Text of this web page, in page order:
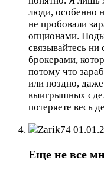
люди, особенно
не пробовали
опционами.
связывайтесь
брокерами,
потому что
или поздно,
выигрышных
потеряете весь
Zarik74
Еще не все